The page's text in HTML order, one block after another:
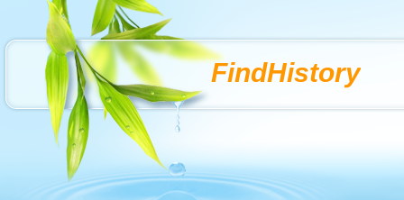
FindHistory